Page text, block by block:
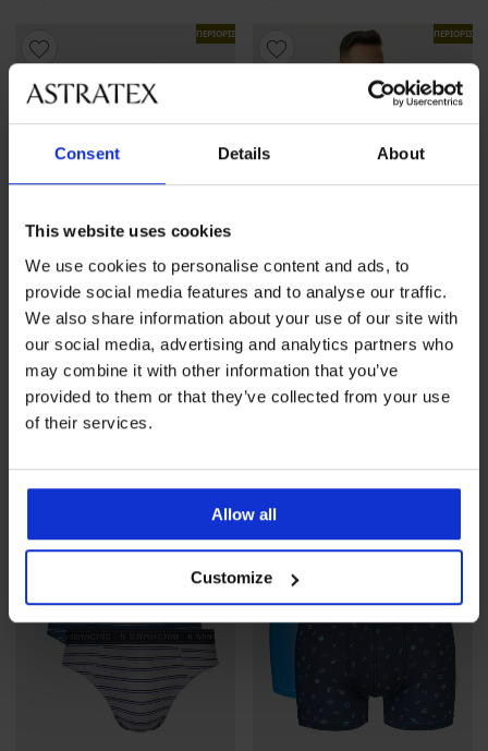
Consent Details About
This website uses cookies
We use cookies to personalise content and ads, to
provide social media features and to analyse our traffic.
We also share information about your use of our site with
our social media, advertising and analytics partners who
may combine it with other information that you’ve
provided to them or that they’ve collected from your use
of their services.
Allow all
Customize
ΠΕΡΙΟΡΙΣΜΕΝΑ
3PACK Μποξεράκι Jacob
18,99 €
Ανδρική βαμβακερή πιτζάμα